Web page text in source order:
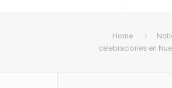
Home
celebraciones en